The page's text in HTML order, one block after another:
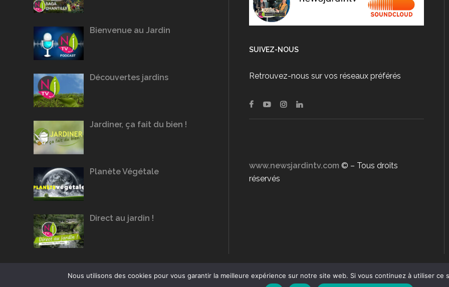
Bienvenue au Jardin
Découvertes jardins
Jardiner, ça fait du bien !
Planète Végétale
Direct au jardin !
SUIVEZ-NOUS
Retrouvez-nous sur vos réseaux préférés
www.newsjardintv.com © – Tous droits
réservés
Nous utilisons des cookies pour vous garantir la meilleure expérience sur notre site web. Si vous continuez à utiliser